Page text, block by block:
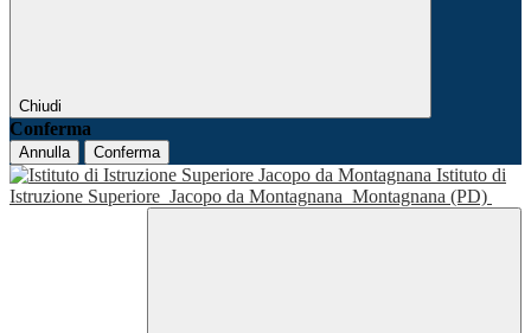
Chiudi
Conferma
Annulla Conferma
Istituto di
Istruzione Superiore Jacopo da Montagnana Montagnana (PD)